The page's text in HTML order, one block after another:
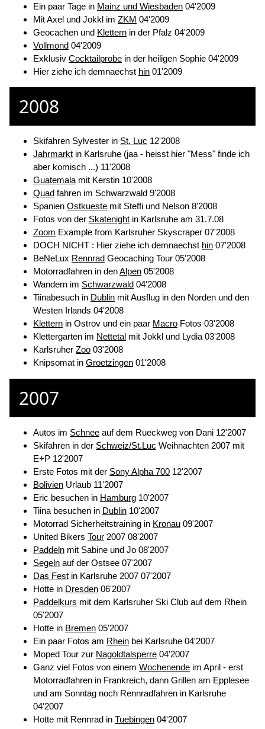
Ein paar Tage in Mainz und Wiesbaden 04'2009
Mit Axel und Jokkl im ZKM 04'2009
Geocachen und Klettern in der Pfalz 04'2009
Vollmond 04'2009
Exklusiv Cocktailprobe in der heiligen Sophie 04'2009
Hier ziehe ich demnaechst hin 01'2009
2008
Skifahren Sylvester in St. Luc 12'2008
Jahrmarkt in Karlsruhe (jaa - heisst hier "Mess" finde ich
aber komisch ...) 11'2008
Guatemala mit Kerstin 10'2008
Quad fahren im Schwarzwald 9'2008
Spanien Ostkueste mit Steffi und Nelson 8'2008
Fotos von der Skatenight in Karlsruhe am 31.7.08
Zoom Example from Karlsruher Skyscraper 07'2008
DOCH NICHT : Hier ziehe ich demnaechst hin 07'2008
BeNeLux Rennrad Geocaching Tour 05'2008
Motorradfahren in denAlpen 05'2008
Wandern im Schwarzwald 04'2008
Tiinabesuch in Dublin mit Ausflug in den Norden und den
Westen Irlands 04'2008
Klettern in Ostrov und ein paar Macro Fotos 03'2008
Klettergarten im Nettetal mit Jokkl und Lydia 03'2008
Karlsruher Zoo 03'2008
Knipsomat in Groetzingen 01'2008
2007
Autos im Schnee auf dem Rueckweg von Dani 12'2007
Skifahren in der Schweiz/St.Luc Weihnachten 2007 mit
E+P 12'2007
Erste Fotos mit der Sony Alpha 700 12'2007
Bolivien Urlaub 11'2007
Eric besuchen in Hamburg 10'2007
Tiina besuchen in Dublin 10'2007
Motorrad Sicherheitstraining in Kronau 09'2007
United Bikers Tour 2007 08'2007
Paddeln mit Sabine und Jo 08'2007
Segeln auf der Ostsee 07'2007
Das Fest in Karlsruhe 2007 07'2007
Hotte in Dresden 06'2007
Paddelkurs mit dem Karlsruher Ski Club auf dem Rhein
05'2007
Hotte in Bremen 05'2007
Ein paar Fotos am Rhein bei Karlsruhe 04'2007
Moped Tour zur Nagoldtalsperre 04'2007
Ganz viel Fotos von einem Wochenende im April - erst
Motorradfahren in Frankreich, dann Grillen am Epplesee
und am Sonntag noch Rennradfahren in Karlsruhe
04'2007
Hotte mit Rennrad in Tuebingen 04'2007